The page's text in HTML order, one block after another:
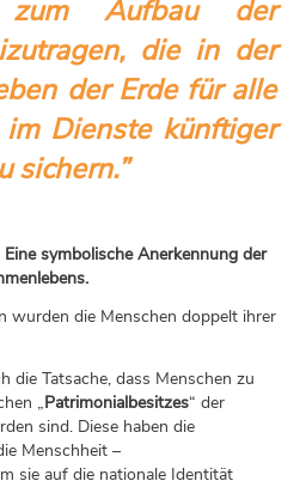
zum Aufbau der
die in der
der Erde für alle
Dienste künftiger
sichern.”
Eine symbolische Anerkennung der
wurden die Menschen doppelt ihrer
die Tatsache, dass Menschen zu
„ Patrimonialbesitzes“ der
sind. Diese haben die
Menschheit –
sie auf die nationale Identität